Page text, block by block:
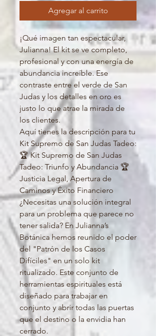
Agregar al carrito
¡Qué imagen tan espectacular,
Julianna! El kit se ve completo,
profesional y con una energía de
abundancia increíble. Ese
contraste entre el verde de San
Judas y los detalles en oro es
justo lo que atrae la mirada de
los clientes.
Aquí tienes la descripción para tu
Kit Supremo de San Judas Tadeo:
🏆 Kit Supremo de San Judas
Tadeo: Triunfo y Abundancia 🏆
Justicia Legal, Apertura de
Caminos y Éxito Financiero
¿Necesitas una solución integral
para un problema que parece no
tener salida? En Julianna’s
Botánica hemos reunido el poder
del "Patrón de los Casos
Difíciles" en un solo kit
ritualizado. Este conjunto de
herramientas espirituales está
diseñado para trabajar en
conjunto y abrir todas las puertas
que el destino o la envidia han
cerrado.